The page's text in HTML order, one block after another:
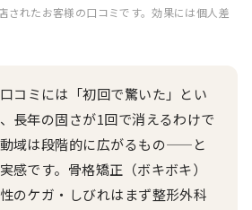
されたお客様の口コミです。効果には個人差
口コミには「初回で驚いた」とい
長年の固さが1回で消えるわけで
域は段階的に広がるもの——と
感です。骨格矯正（ボキボキ）
のケガ・しびれはまず整形外科